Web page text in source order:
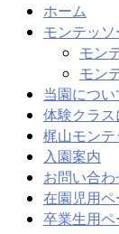
ホーム
モンテッ
モン
モン
当園につい
体験クラス
梶山モン
入園案内
お問い合わ
在園児用ペ
卒業生用ペ